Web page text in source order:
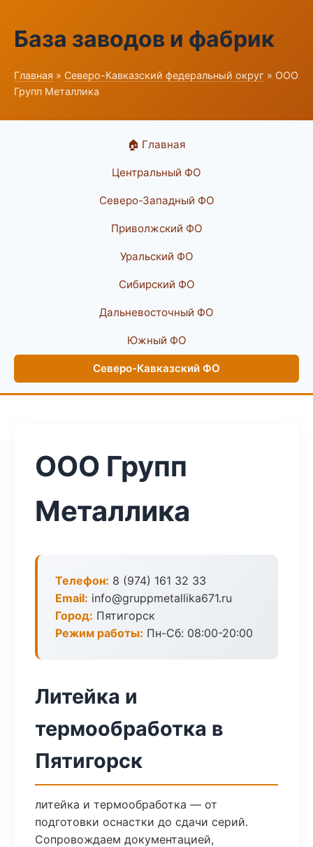
База заводов и фабрик
Главная » Северо-Кавказский федеральный округ » ООО
Групп Металлика
🏠 Главная
Центральный ФО
Северо-Западный ФО
Приволжский ФО
Уральский ФО
Сибирский ФО
Дальневосточный ФО
Южный ФО
Северо-Кавказский ФО
ООО Групп
Металлика
Телефон: 8 (974) 161 32 33
Email: info@gruppmetallika671.ru
Город: Пятигорск
Режим работы: Пн-Сб: 08:00-20:00
Литейка и
термообработка в
Пятигорск
литейка и термообработка — от
подготовки оснастки до сдачи серий.
Сопровождаем документацией,